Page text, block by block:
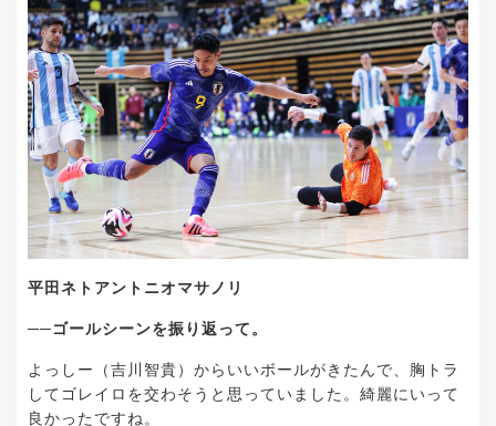
平田ネトアントニオマサノリ
──ゴールシーンを振り返って。
よっしー（吉川智貴）からいいボールがきたんで、胸トラ
してゴレイロを交わそうと思っていました。綺麗にいって
良かったですね。